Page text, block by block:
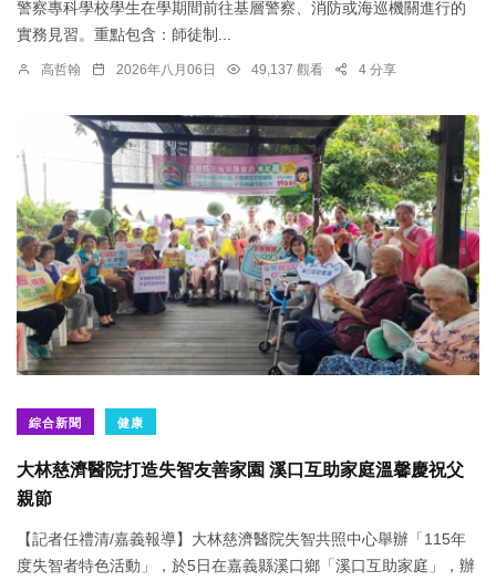
警察專科學校學生在學期間前往基層警察、消防或海巡機關進行的
實務見習。重點包含：師徒制...
高哲翰 2026年八月06日 49,137 觀看 4 分享
綜合新聞 健康
大林慈濟醫院打造失智友善家園 溪口互助家庭溫馨慶祝父
親節
【記者任禮清/嘉義報導】大林慈濟醫院失智共照中心舉辦「115年
度失智者特色活動」，於5日在嘉義縣溪口鄉「溪口互助家庭」，辦